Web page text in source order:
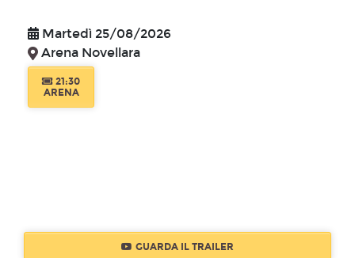
Martedì 25/08/2026
Arena Novellara
21:30
ARENA
GUARDA IL TRAILER